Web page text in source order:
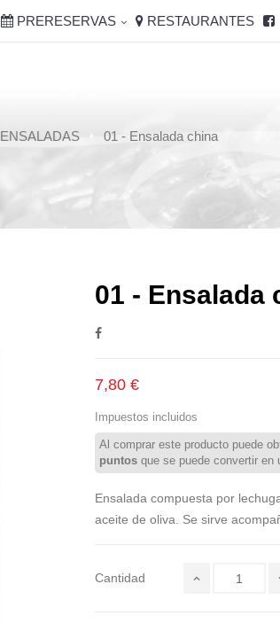
PRERESERVAS RESTAURANTES
ENSALADAS 01 - Ensalada china
01 - Ensalada
7,80 €
Impuestos incluidos
Al comprar este producto puede
puntos que se puede convertir
Ensalada compuesta por
aceite de oliva. Se sirve
Cantidad